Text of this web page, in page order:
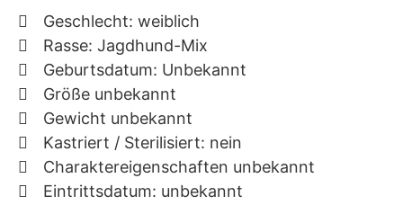
Geschlecht: weiblich
Rasse: Jagdhund-Mix
Geburtsdatum: Unbekannt
Größe unbekannt
Gewicht unbekannt
Kastriert / Sterilisiert: nein
Charaktereigenschaften unbekannt
Eintrittsdatum: unbekannt